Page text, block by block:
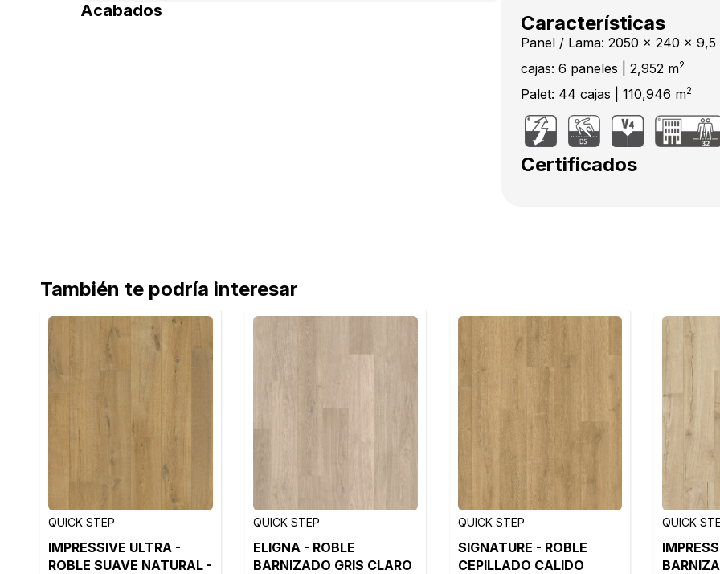
Acabados
Características
Panel / Lama: 2050 x 240 x 9,5
cajas: 6 paneles | 2,952 m2
Palet: 44 cajas | 110,946 m2
Certificados
También te podría interesar
QUICK STEP
IMPRESSIVE ULTRA -
ROBLE SUAVE NATURAL -
QUICK STEP
ELIGNA - ROBLE
BARNIZADO GRIS CLARO
QUICK STEP
SIGNATURE - ROBLE
CEPILLADO CALIDO
QUICK